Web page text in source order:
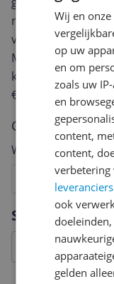
Specificaties
review. Afhankelijk
van een review
Met jouw mening
keuze te maken én
€250,-!
Klik hier
Cijfer
Welk cijfer geef jij
3
2
Wij en
op uw
en om
zoals uw
en
content,
content,
verbetering
ook
gelden